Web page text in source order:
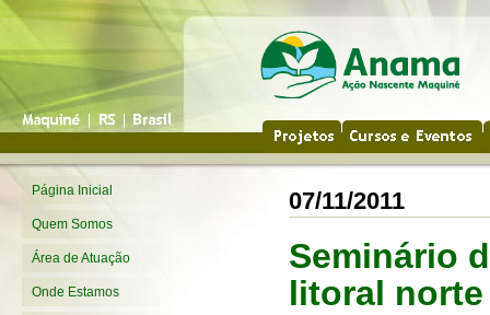
Página Inicial
Quem Somos
Área de Atuação
Onde Estamos
07/11/2011
Seminário
litoral norte